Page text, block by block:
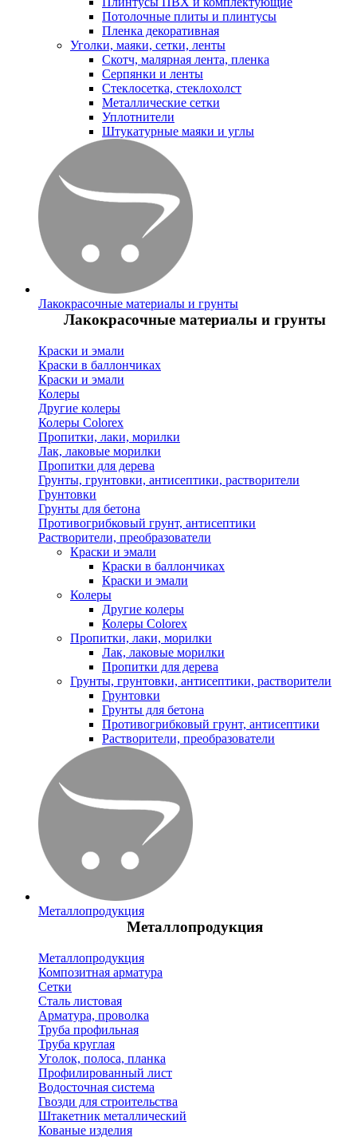
Потолочные плиты и плинтусы
Пленка декоративная
Уголки, маяки, сетки, ленты
Скотч, малярная лента, пленка
Серпянки и ленты
Стеклосетка, стеклохолст
Металлические сетки
Уплотнители
Штукатурные маяки и углы
Лакокрасочные материалы и грунты
Лакокрасочные материалы и грунты
Краски и эмали
Краски в баллончиках
Краски и эмали
Колеры
Другие колеры
Колеры Colorex
Пропитки, лаки, морилки
Лак, лаковые морилки
Пропитки для дерева
Грунты, грунтовки, антисептики, растворители
Грунтовки
Грунты для бетона
Противогрибковый грунт, антисептики
Растворители, преобразователи
Краски и эмали
Краски в баллончиках
Краски и эмали
Колеры
Другие колеры
Колеры Colorex
Пропитки, лаки, морилки
Лак, лаковые морилки
Пропитки для дерева
Грунты, грунтовки, антисептики, растворители
Грунтовки
Грунты для бетона
Противогрибковый грунт, антисептики
Растворители, преобразователи
Металлопродукция
Металлопродукция
Металлопродукция
Композитная арматура
Сетки
Сталь листовая
Арматура, проволка
Труба профильная
Труба круглая
Уголок, полоса, планка
Профилированный лист
Водосточная система
Гвозди для строительства
Штакетник металлический
Кованые изделия